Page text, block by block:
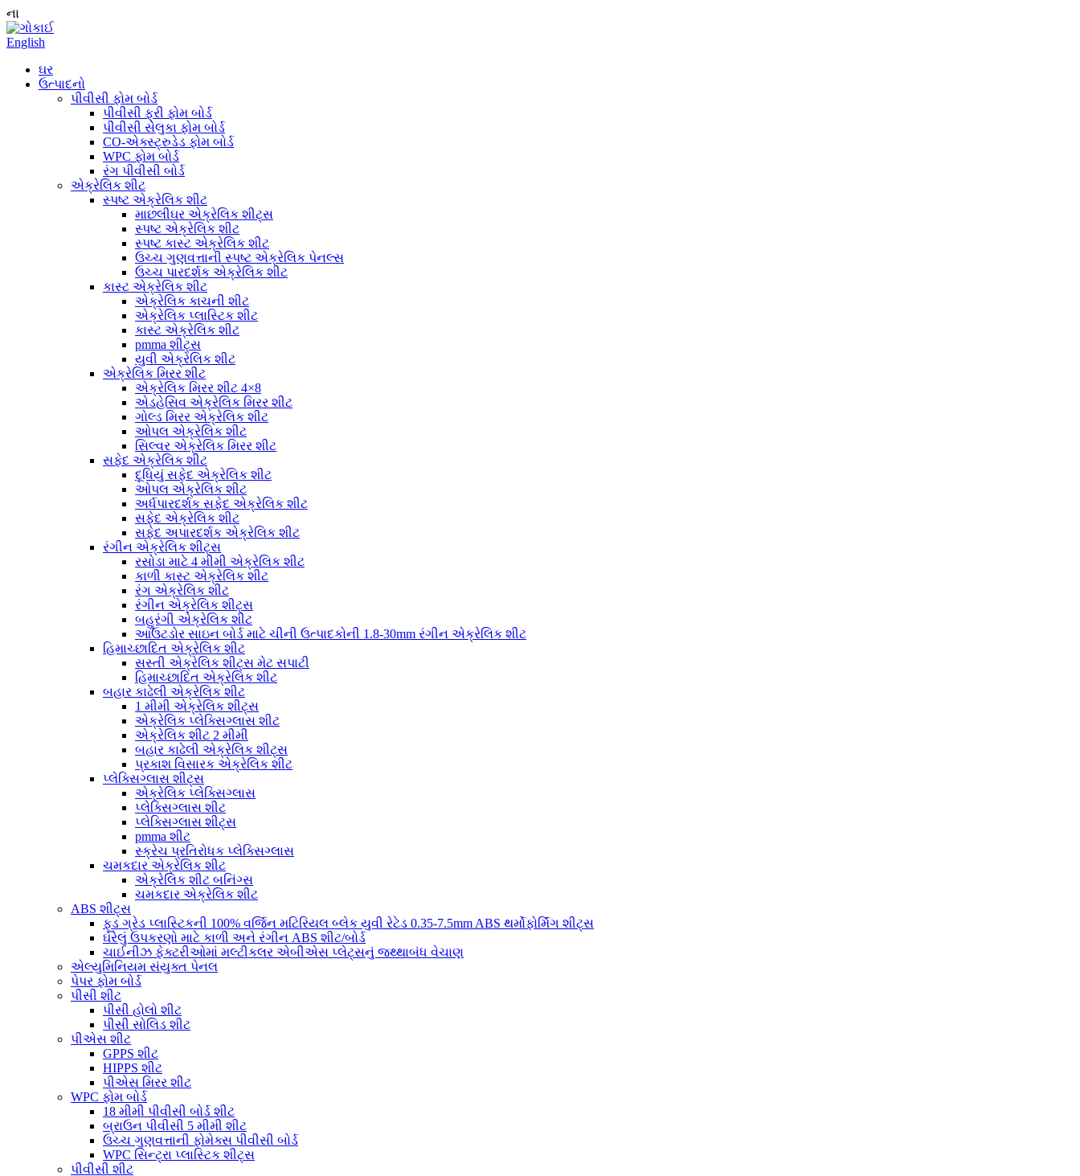
ના
English
ઘર
ઉત્પાદનો
પીવીસી ફોમ બોર્ડ
પીવીસી ફ્રી ફોમ બોર્ડ
પીવીસી સેલુકા ફોમ બોર્ડ
CO-એક્સ્ટ્રુડેડ ફોમ બોર્ડ
WPC ફોમ બોર્ડ
રંગ પીવીસી બોર્ડ
એક્રેલિક શીટ
સ્પષ્ટ એક્રેલિક શીટ
માછલીઘર એક્રેલિક શીટ્સ
સ્પષ્ટ એક્રેલિક શીટ
સ્પષ્ટ કાસ્ટ એક્રેલિક શીટ
ઉચ્ચ ગુણવત્તાની સ્પષ્ટ એક્રેલિક પેનલ્સ
ઉચ્ચ પારદર્શક એક્રેલિક શીટ
કાસ્ટ એક્રેલિક શીટ
એક્રેલિક કાચની શીટ
એક્રેલિક પ્લાસ્ટિક શીટ
કાસ્ટ એક્રેલિક શીટ
pmma શીટ્સ
યુવી એક્રેલિક શીટ
એક્રેલિક મિરર શીટ
એક્રેલિક મિરર શીટ 4×8
એડહેસિવ એક્રેલિક મિરર શીટ
ગોલ્ડ મિરર એક્રેલિક શીટ
ઓપલ એક્રેલિક શીટ
સિલ્વર એક્રેલિક મિરર શીટ
સફેદ એક્રેલિક શીટ
દૂધિયું સફેદ એક્રેલિક શીટ
ઓપલ એક્રેલિક શીટ
અર્ધપારદર્શક સફેદ એક્રેલિક શીટ
સફેદ એક્રેલિક શીટ
સફેદ અપારદર્શક એક્રેલિક શીટ
રંગીન એક્રેલિક શીટ્સ
રસોડા માટે 4 મીમી એક્રેલિક શીટ
કાળી કાસ્ટ એક્રેલિક શીટ
રંગ એક્રેલિક શીટ
રંગીન એક્રેલિક શીટ્સ
બહુરંગી એક્રેલિક શીટ
આઉટડોર સાઇન બોર્ડ માટે ચીની ઉત્પાદકોની 1.8-30mm રંગીન એક્રેલિક શીટ
હિમાચ્છાદિત એક્રેલિક શીટ
સસ્તી એક્રેલિક શીટ્સ મેટ સપાટી
હિમાચ્છાદિત એક્રેલિક શીટ
બહાર કાઢેલી એક્રેલિક શીટ
1 મીમી એક્રેલિક શીટ્સ
એક્રેલિક પ્લેક્સિગ્લાસ શીટ
એક્રેલિક શીટ 2 મીમી
બહાર કાઢેલી એક્રેલિક શીટ્સ
પ્રકાશ વિસારક એક્રેલિક શીટ
પ્લેક્સિગ્લાસ શીટ્સ
એક્રેલિક પ્લેક્સિગ્લાસ
પ્લેક્સિગ્લાસ શીટ
પ્લેક્સિગ્લાસ શીટ્સ
pmma શીટ
સ્ક્રેચ પ્રતિરોધક પ્લેક્સિગ્લાસ
ચમકદાર એક્રેલિક શીટ
એક્રેલિક શીટ બનિંગ્સ
ચમકદાર એક્રેલિક શીટ
ABS શીટ્સ
ફૂડ ગ્રેડ પ્લાસ્ટિકની 100% વર્જિન મટિરિયલ બ્લેક યુવી રેટેડ 0.35-7.5mm ABS થર્મોફોર્મિંગ શીટ્સ
ઘરેલું ઉપકરણો માટે કાળી અને રંગીન ABS શીટ/બોર્ડ
ચાઈનીઝ ફેક્ટરીઓમાં મલ્ટીકલર એબીએસ પ્લેટ્સનું જથ્થાબંધ વેચાણ
એલ્યુમિનિયમ સંયુક્ત પેનલ
પેપર ફોમ બોર્ડ
પીસી શીટ
પીસી હોલો શીટ
પીસી સોલિડ શીટ
પીએસ શીટ
GPPS શીટ
HIPPS શીટ
પીએસ મિરર શીટ
WPC ફોમ બોર્ડ
18 મીમી પીવીસી બોર્ડ શીટ
બ્રાઉન પીવીસી 5 મીમી શીટ
ઉચ્ચ ગુણવત્તાની ફોમેક્સ પીવીસી બોર્ડ
WPC સિન્ટ્રા પ્લાસ્ટિક શીટ્સ
પીવીસી શીટ